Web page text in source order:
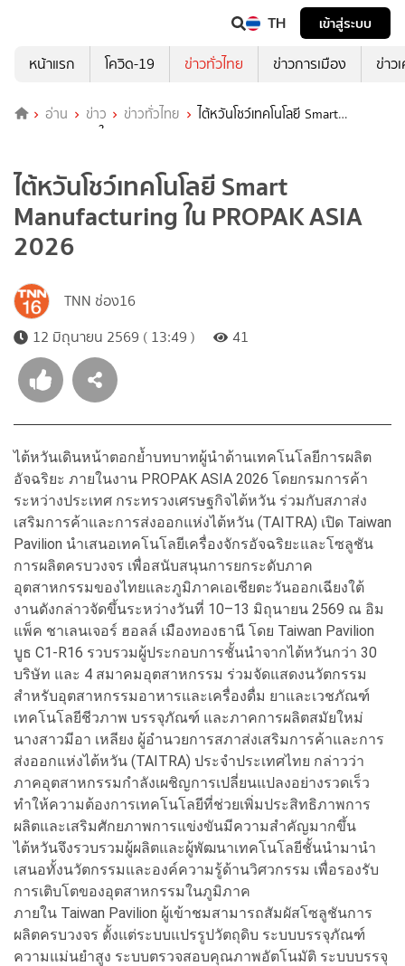
TH
เข้าสู่ระบบ
หน้าแรก
โควิด-19 ข่าวทั่วไทย ข่าวการเมือง ข่าว
อ่าน ข่าว ข่าวทั่วไทย
ไต้หวันโชว์เทคโนโลยี Smart
Manufacturing ใน PROPAK ASIA 2026
ไต้หวันโชว์เทคโนโลยี Smart
Manufacturing ใน PROPAK ASIA
2026
TNN ช่อง16
12 มิถุนายน 2569 ( 13:49 )
41
ไต้หวันเดินหน้าตอกย้ำบทบาทผู้นำด้านเทคโนโลยีการผลิต
อัจฉริยะ ภายในงาน PROPAK ASIA 2026 โดยกรมการค้า
ระหว่างประเทศ กระทรวงเศรษฐกิจไต้หวัน ร่วมกับสภาส่ง
เสริมการค้าและการส่งออกแห่งไต้หวัน (TAITRA) เปิด Taiwan
Pavilion นำเสนอเทคโนโลยีเครื่องจักรอัจฉริยะและโซลูชัน
การผลิตครบวงจร เพื่อสนับสนุนการยกระดับภาค
อุตสาหกรรมของไทยและภูมิภาคเอเชียตะวันออกเฉียงใต้
งานดังกล่าวจัดขึ้นระหว่างวันที่ 10–13 มิถุนายน 2569 ณ อิม
แพ็ค ชาเลนเจอร์ ฮอลล์ เมืองทองธานี โดย Taiwan Pavilion
บูธ C1-R16 รวบรวมผู้ประกอบการชั้นนำจากไต้หวันกว่า 30
บริษัท และ 4 สมาคมอุตสาหกรรม ร่วมจัดแสดงนวัตกรรม
สำหรับอุตสาหกรรมอาหารและเครื่องดื่ม ยาและเวชภัณฑ์
เทคโนโลยีชีวภาพ บรรจุภัณฑ์ และภาคการผลิตสมัยใหม่
นางสาวมีอา เหลียง ผู้อำนวยการสภาส่งเสริมการค้าและการ
ส่งออกแห่งไต้หวัน (TAITRA) ประจำประเทศไทย กล่าวว่า
ภาคอุตสาหกรรมกำลังเผชิญการเปลี่ยนแปลงอย่างรวดเร็ว
ทำให้ความต้องการเทคโนโลยีที่ช่วยเพิ่มประสิทธิภาพการ
ผลิตและเสริมศักยภาพการแข่งขันมีความสำคัญมากขึ้น
ไต้หวันจึงรวบรวมผู้ผลิตและผู้พัฒนาเทคโนโลยีชั้นนำมานำ
เสนอทั้งนวัตกรรมและองค์ความรู้ด้านวิศวกรรม เพื่อรองรับ
การเติบโตของอุตสาหกรรมในภูมิภาค
ภายใน Taiwan Pavilion ผู้เข้าชมสามารถสัมผัสโซลูชันการ
ผลิตครบวงจร ตั้งแต่ระบบแปรรูปวัตถุดิบ ระบบบรรจุภัณฑ์
ความแม่นยำสูง ระบบตรวจสอบคุณภาพอัตโนมัติ ระบบบรรจุ